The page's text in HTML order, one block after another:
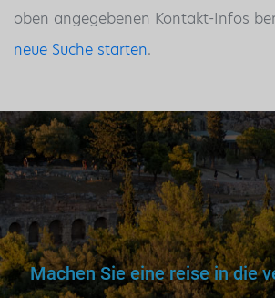
oben angegebenen Kontakt-Infos
neue Suche starten.
Machen Sie eine reise in die